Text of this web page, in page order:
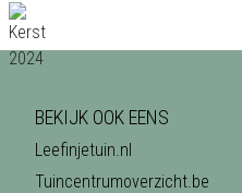
BEKIJK OOK EENS
Leefinjetuin.nl
Tuincentrumoverzicht.be